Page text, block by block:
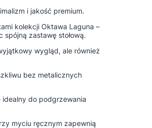
i jakość premium.
kolekcji Oktawa Laguna –
spójną zastawę stołową.
wygląd, ale również
bez metalicznych
do podgrzewania
myciu ręcznym zapewnią